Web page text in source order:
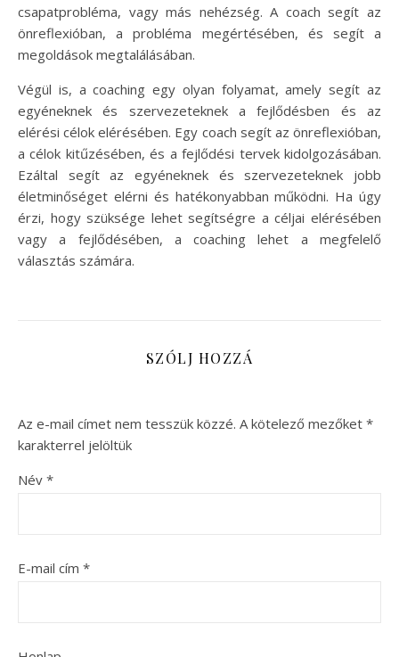
csapatprobléma, vagy más nehézség. A coach segít az
önreflexióban, a probléma megértésében, és segít a
megoldások megtalálásában.
Végül is, a coaching egy olyan folyamat, amely segít az
egyéneknek és szervezeteknek a fejlődésben és az
elérési célok elérésében. Egy coach segít az önreflexióban,
a célok kitűzésében, és a fejlődési tervek kidolgozásában.
Ezáltal segít az egyéneknek és szervezeteknek jobb
életminőséget elérni és hatékonyabban működni. Ha úgy
érzi, hogy szüksége lehet segítségre a céljai elérésében
vagy a fejlődésében, a coaching lehet a megfelelő
választás számára.
SZÓLJ HOZZÁ
Az e-mail címet nem tesszük közzé. A kötelező mezőket *
karakterrel jelöltük
Név *
E-mail cím *